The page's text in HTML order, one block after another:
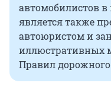
автомобилистов
является также
автоюристом и
иллюстративных
Правил